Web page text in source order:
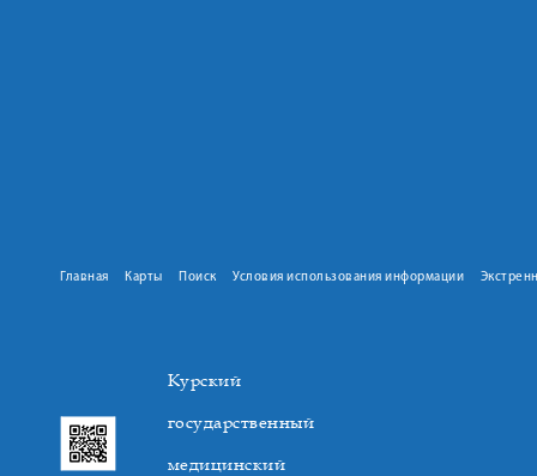
Главная Карты Поиск Условия использования информации
Курский
государственный
медицинский